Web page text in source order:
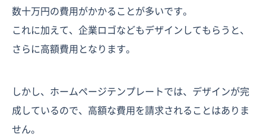
数十万円の費用がかかることが多いです。
これに加えて、企業ロゴなどもデザインしてもらうと、
さらに高額費用となります。
しかし、ホームページテンプレートでは、デザインが完
成しているので、高額な費用を請求されることはありま
せん。